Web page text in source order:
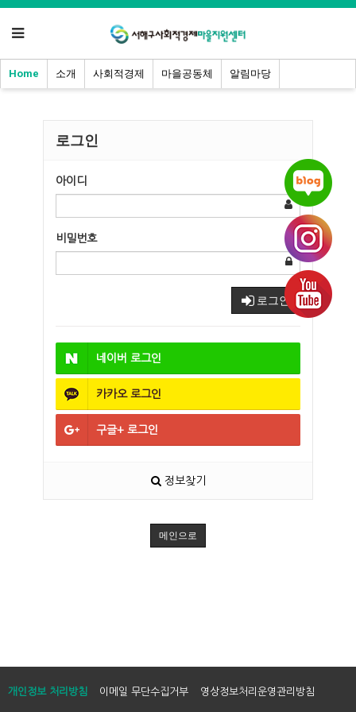
Home 소개 사회적경제 마을공동체 알림마당
로그인
아이디
비밀번호
로그인
네이버 로그인
카카오로그인
구글+ 로그인
정보찾기
메인으로
개인정보 처리방침 이메일 무단수집거부 영상정보처리운영관리방침